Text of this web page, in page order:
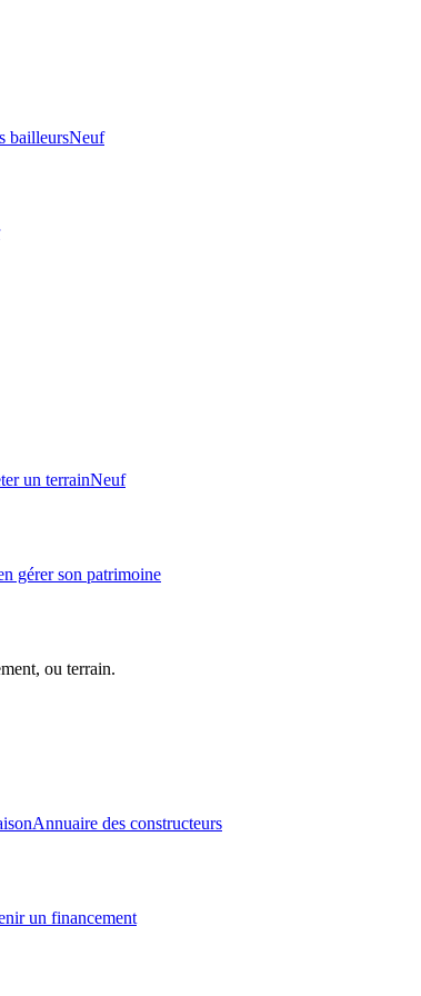
bailleursNeuf
un terrainNeuf
gérer son patrimoine
ou terrain.
Annuaire des constructeurs
un financement